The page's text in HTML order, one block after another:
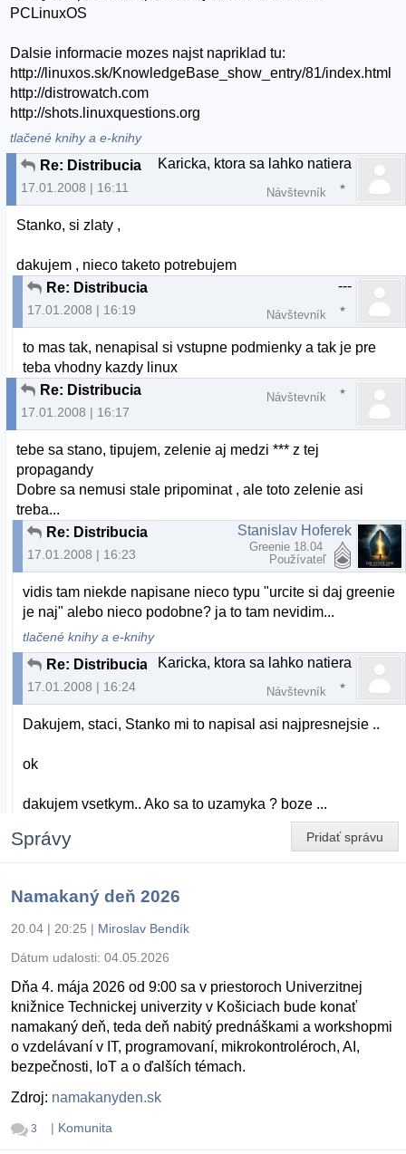
PCLinuxOS
Dalsie informacie mozes najst napriklad tu:
http://linuxos.sk/KnowledgeBase_show_entry/81/index.html
http://distrowatch.com
http://shots.linuxquestions.org
tlačené knihy a e-knihy
Re: Distribucia
17.01.2008 | 16:11
Karicka, ktora sa lahko natiera
Návštevník
Stanko, si zlaty ,
dakujem , nieco taketo potrebujem
Re: Distribucia
17.01.2008 | 16:19
---
Návštevník
to mas tak, nenapisal si vstupne podmienky a tak je pre
teba vhodny kazdy linux
Re: Distribucia
17.01.2008 | 16:17
Návštevník
tebe sa stano, tipujem, zelenie aj medzi *** z tej
propagandy
Dobre sa nemusi stale pripominat , ale toto zelenie asi
treba...
Re: Distribucia
17.01.2008 | 16:23
Stanislav Hoferek
Greenie 18.04
Používateľ
vidis tam niekde napisane nieco typu "urcite si daj greenie
je naj" alebo nieco podobne? ja to tam nevidim...
tlačené knihy a e-knihy
Re: Distribucia
17.01.2008 | 16:24
Karicka, ktora sa lahko natiera
Návštevník
Dakujem, staci, Stanko mi to napisal asi najpresnejsie ..
ok
dakujem vsetkym.. Ako sa to uzamyka ? boze ...
Pridať správu
Správy
Namakaný deň 2026
20.04 | 20:25 | Miroslav Bendík
Dátum udalosti: 04.05.2026
Dňa 4. mája 2026 od 9:00 sa v priestoroch Univerzitnej
knižnice Technickej univerzity v Košiciach bude konať
namakaný deň, teda deň nabitý prednáškami a workshopmi
o vzdelávaní v IT, programovaní, mikrokontroléroch, AI,
bezpečnosti, IoT a o ďalších témach.
Zdroj: namakanyden.sk
3 | Komunita